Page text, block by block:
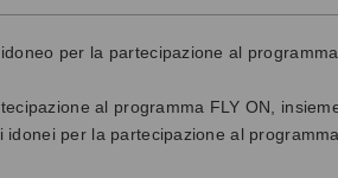
per la partecipazione al
al programma FLY ON,
idonei per la partecipazione al